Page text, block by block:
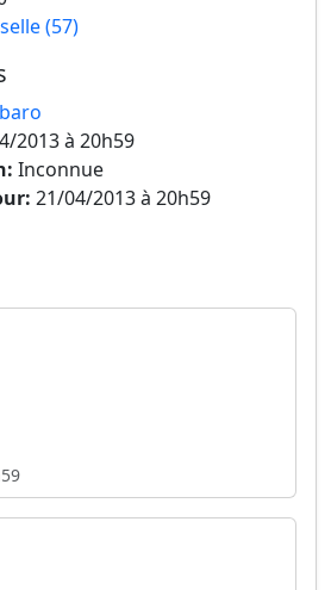
(57)
2013 à 20h59
Inconnue
21/04/2013 à 20h59